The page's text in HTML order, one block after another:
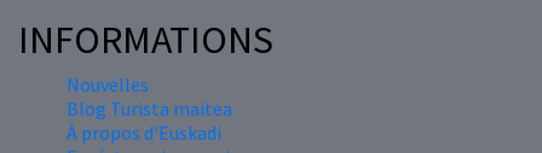
INFORMATIONS
Nouvelles
Blog Turista maitea
À propos d'Euskadi